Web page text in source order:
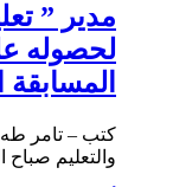
مدير ”
لحصوله
كتب – تامر طه
والتعليم صباح اليوم